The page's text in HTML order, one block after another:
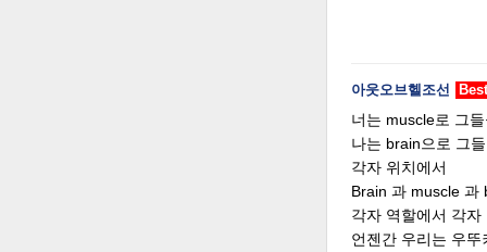
아웃오브헬조선 Best
너는 muscle로 그
나는 brain으로 그
각자 위치에서
Brain 과 muscle 과
각자 역할에서 각
언젠간 우리는 우